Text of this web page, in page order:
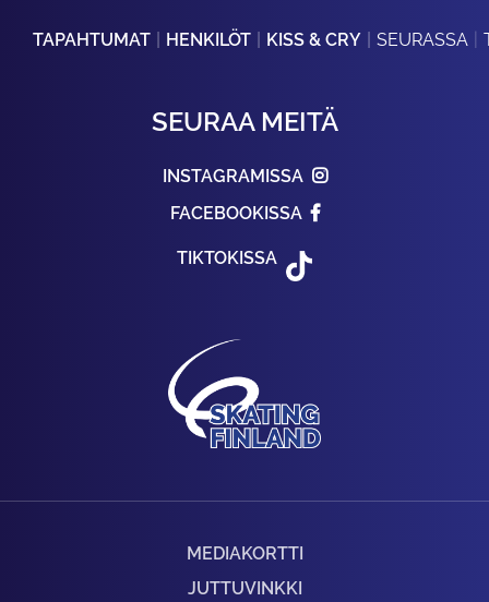
TAPAHTUMAT HENKILÖT KISS & CRY SEURASSA
SEURAA MEITÄ
INSTAGRAMISSA
FACEBOOKISSA
TIKTOKISSA
MEDIAKORTTI
JUTTUVINKKI